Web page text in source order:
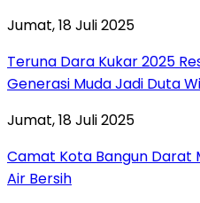
Jumat, 18 Juli 2025
Teruna Dara Kukar 2025
Generasi Muda Jadi Duta
Jumat, 18 Juli 2025
Camat Kota Bangun Darat
Air Bersih